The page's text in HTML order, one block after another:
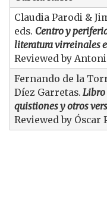
Claudia Parodi &
eds. Centro y
literatura virreinales
Reviewed by
Fernando de la
Díez Garretas. Libro
quistiones y otros
Reviewed by Óscar